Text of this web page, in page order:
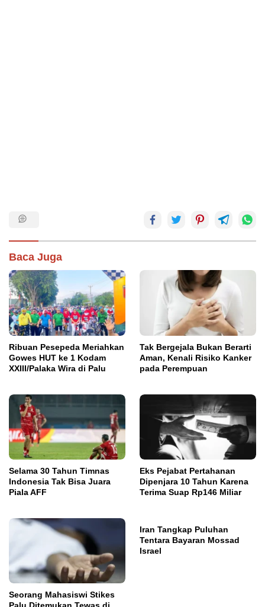
Baca Juga
Ribuan Pesepeda Meriahkan
Gowes HUT ke 1 Kodam
XXIII/Palaka Wira di Palu
Tak Bergejala Bukan Berarti
Aman, Kenali Risiko Kanker
pada Perempuan
Selama 30 Tahun Timnas
Indonesia Tak Bisa Juara
Piala AFF
Eks Pejabat Pertahanan
Dipenjara 10 Tahun Karena
Terima Suap Rp146 Miliar
Seorang Mahasiswi Stikes
Iran Tangkap Puluhan
Tentara Bayaran Mossad
Israel